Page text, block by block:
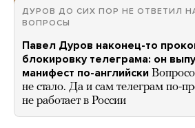
ДУРОВ ДО СИХ ПОР НЕ ОТВЕТИЛ
ВОПРОСЫ
Павел Дуров наконец-то
блокировку телеграма: он
манифест по-английски
не стало. Да и сам телеграм по-
не работает в России